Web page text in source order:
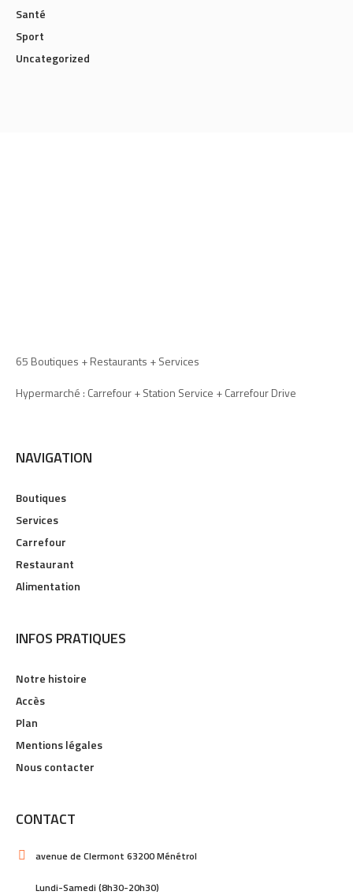
Santé
Sport
Uncategorized
65 Boutiques + Restaurants + Services
Hypermarché : Carrefour + Station Service + Carrefour Drive
NAVIGATION
Boutiques
Services
Carrefour
Restaurant
Alimentation
INFOS PRATIQUES
Notre histoire
Accès
Plan
Mentions légales
Nous contacter
CONTACT
avenue de Clermont 63200 Ménétrol
Lundi-Samedi (8h30-20h30)